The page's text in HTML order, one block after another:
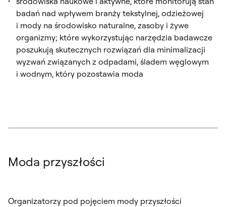
badań nad wpływem branży tekstylnej, odzieżowej
i mody na środowisko naturalne, zasoby i żywe
organizmy; które wykorzystując narzędzia badawcze
poszukują skutecznych rozwiązań dla minimalizacji
wyzwań związanych z odpadami, śladem węglowym
i wodnym, który pozostawia moda
Moda przyszłości
Organizatorzy pod pojęciem mody przyszłości